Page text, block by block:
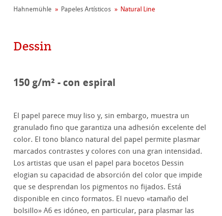
Hahnemühle Papeles Artísticos Natural Line
Dessin
150 g/m² - con espiral
El papel parece muy liso y, sin embargo, muestra un
granulado fino que garantiza una adhesión excelente del
color. El tono blanco natural del papel permite plasmar
marcados contrastes y colores con una gran intensidad.
Los artistas que usan el papel para bocetos Dessin
elogian su capacidad de absorción del color que impide
que se desprendan los pigmentos no fijados. Está
disponible en cinco formatos. El nuevo «tamaño del
bolsillo» A6 es idóneo, en particular, para plasmar las